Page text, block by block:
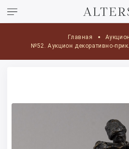
Главная
№52. Аукцион декоративно-